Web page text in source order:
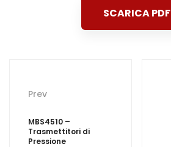
SCARICA PDF
navigation
Prev
MBS4510 –
Trasmettitori di
Pressione